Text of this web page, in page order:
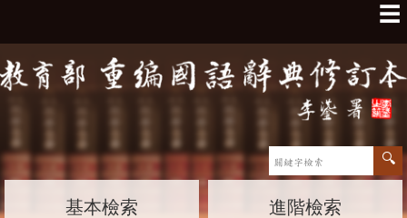
☰
基本檢索 進階檢索